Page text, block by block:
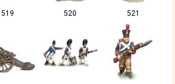
519 520 521